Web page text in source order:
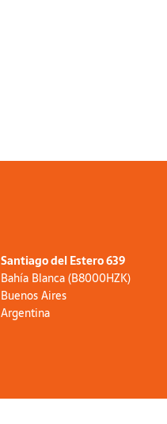
Santiago del Estero 639
Bahía Blanca (B8000HZK)
Buenos Aires
Argentina